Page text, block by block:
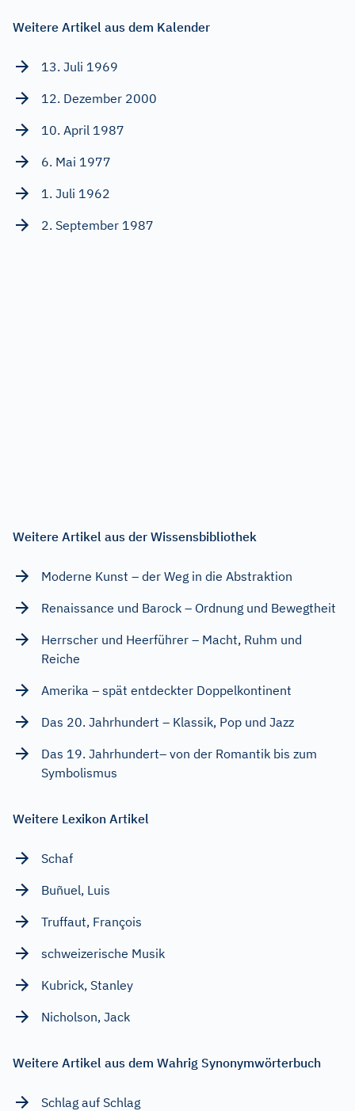
Weitere Artikel aus dem Kalender
13. Juli 1969
12. Dezember 2000
10. April 1987
6. Mai 1977
1. Juli 1962
2. September 1987
Weitere Artikel aus der Wissensbibliothek
Moderne Kunst – der Weg in die Abstraktion
Renaissance und Barock – Ordnung und Bewegtheit
Herrscher und Heerführer – Macht, Ruhm und
Reiche
Amerika – spät entdeckter Doppelkontinent
Das 20. Jahrhundert – Klassik, Pop und Jazz
Das 19. Jahrhundert– von der Romantik bis zum
Symbolismus
Weitere Lexikon Artikel
Schaf
Buñuel, Luis
Truffaut, François
schweizerische Musik
Kubrick, Stanley
Nicholson, Jack
Weitere Artikel aus dem Wahrig Synonymwörterbuch
Schlag auf Schlag